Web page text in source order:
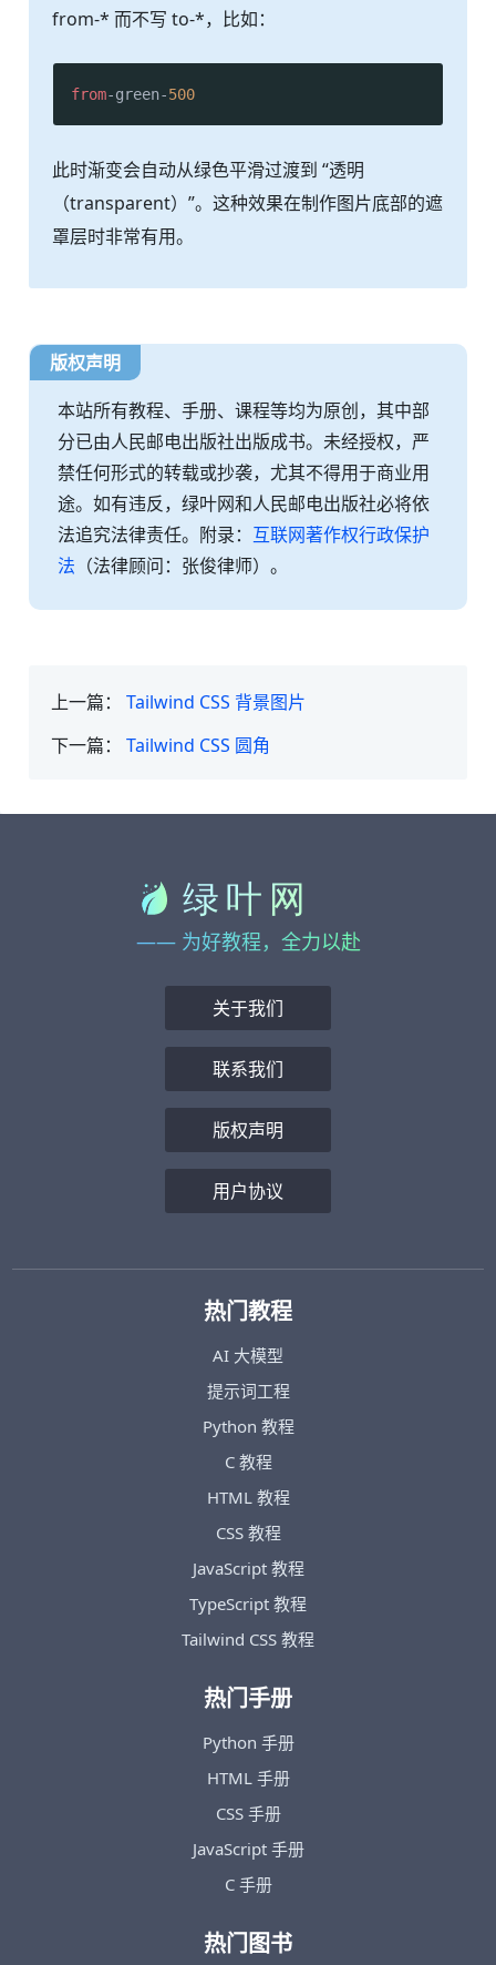
from-* 而不写 to-*，比如：
from-green-500
此时渐变会自动从绿色平滑过渡到 “透明
（transparent）”。这种效果在制作图片底部的遮
罩层时非常有用。
版权声明
本站所有教程、手册、课程等均为原创，其中部
分已由人民邮电出版社出版成书。未经授权，严
禁任何形式的转载或抄袭，尤其不得用于商业用
途。如有违反，绿叶网和人民邮电出版社必将依
法追究法律责任。附录： 互联网著作权行政保护
法 （法律顾问：张俊律师）。
上一篇： Tailwind CSS 背景图片
下一篇： Tailwind CSS 圆角
—— 为好教程，全力以赴
关于我们
联系我们
版权声明
用户协议
热门教程
AI 大模型
提示词工程
Python 教程
C 教程
HTML 教程
CSS 教程
JavaScript 教程
TypeScript 教程
Tailwind CSS 教程
热门手册
Python 手册
HTML 手册
CSS 手册
JavaScript 手册
C 手册
热门图书